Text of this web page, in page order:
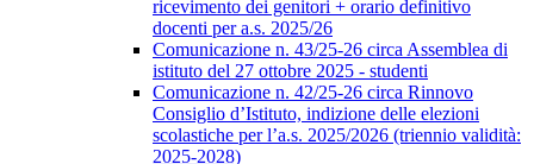
ricevimento dei genitori + orario definitivo
docenti per a.s. 2025/26
Comunicazione n. 43/25-26 circa Assemblea di
istituto del 27 ottobre 2025 - studenti
Comunicazione n. 42/25-26 circa Rinnovo
Consiglio d’Istituto, indizione delle elezioni
scolastiche per l’a.s. 2025/2026 (triennio validità:
2025-2028)